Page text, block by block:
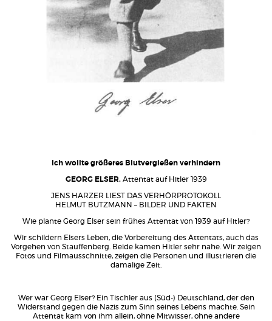
Ich wollte größeres Blutvergießen verhindern
GEORG ELSER.Attentat auf Hitler 1939
JENS HARZER LIEST DAS VERHÖRPROTOKOLL
HELMUT BUTZMANN – BILDER UND FAKTEN
Wie plante Georg Elser sein frühes Attentat von 1939 auf Hitler?
Wir schildern Elsers Leben, die Vorbereitung des Attentats, auch das
Vorgehen von Stauffenberg. Beide kamen Hitler sehr nahe. Wir zeigen
Fotos und Filmausschnitte, zeigen die Personen und illustrieren die
damalige Zeit.
Wer war Georg Elser? Ein Tischler aus (Süd-) Deutschland, der den
Widerstand gegen die Nazis zum Sinn seines Lebens machte. Sein
Attentat kam von ihm allein, ohne Mitwisser, ohne andere